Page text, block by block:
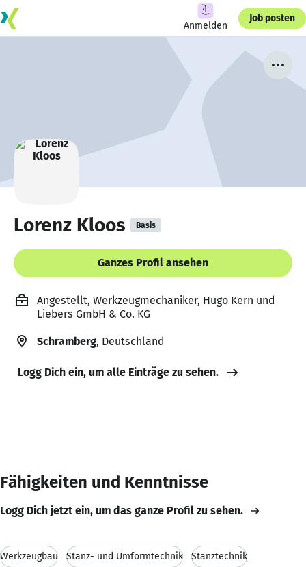
Anmelden
Job posten
Lorenz Kloos Basis
Ganzes Profil ansehen
Angestellt, Werkzeugmechaniker, Hugo Kern und
Liebers GmbH & Co. KG
Schramberg, Deutschland
Logg Dich ein, um alle Einträge zu sehen.
Fähigkeiten und Kenntnisse
Logg Dich jetzt ein, um das ganze Profil zu sehen.
Werkzeugbau Stanz- und Umformtechnik Stanztechnik